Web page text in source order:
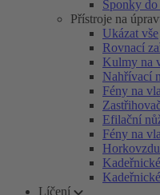
Sponky do
Přístroje na
Ukázat vše
Rovnací
Kulmy na
Nahřívací
Fény na
Efilační
Fény na
Líčení